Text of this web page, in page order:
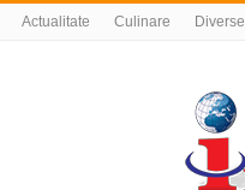
Actualitate Culinare Diverse